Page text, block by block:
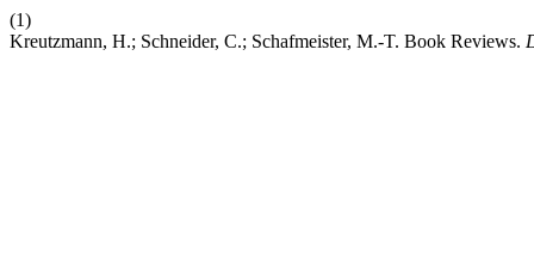
(1)
Kreutzmann, H.; Schneider, C.; Schafmeister, M.-T. Book Reviews.